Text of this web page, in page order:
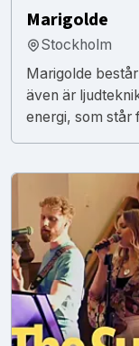
Marigolde
Stockholm
Marigolde
även är
energi, som står